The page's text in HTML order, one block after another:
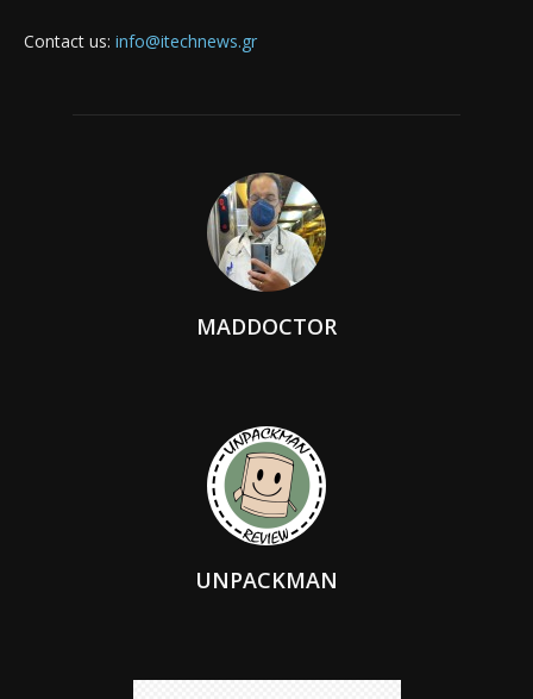
Contact us: info@itechnews.gr
MADDOCTOR
UNPACKMAN